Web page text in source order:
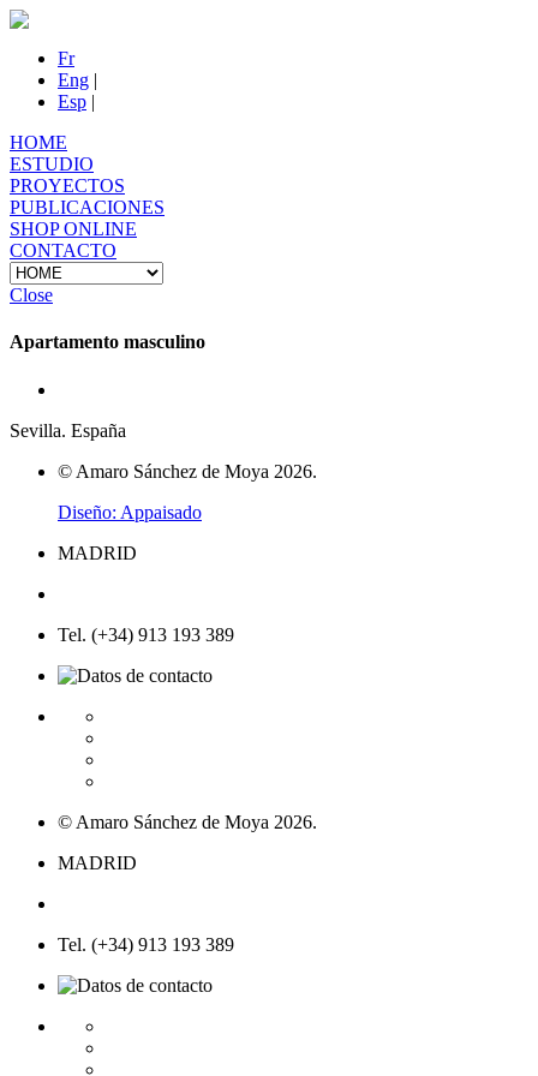
Fr
Eng |
Esp |
HOME
ESTUDIO
PROYECTOS
PUBLICACIONES
SHOP ONLINE
CONTACTO
Close
Apartamento masculino
Sevilla. España
© Amaro Sánchez de Moya 2026.
Diseño: Appaisado
MADRID
Tel. (+34) 913 193 389
© Amaro Sánchez de Moya 2026.
MADRID
Tel. (+34) 913 193 389